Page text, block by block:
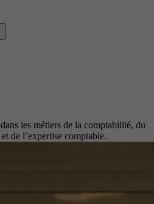
les métiers de la comptabilité, du
de l’expertise comptable.